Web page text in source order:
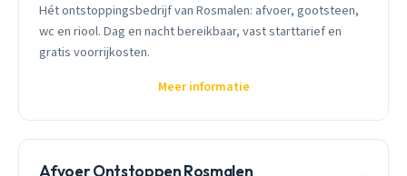
Hét ontstoppingsbedrijf van Rosmalen: afvoer, gootsteen,
wc en riool. Dag en nacht bereikbaar, vast starttarief en
gratis voorrijkosten.
Meer informatie
Afvoer Ontstoppen Rosmalen